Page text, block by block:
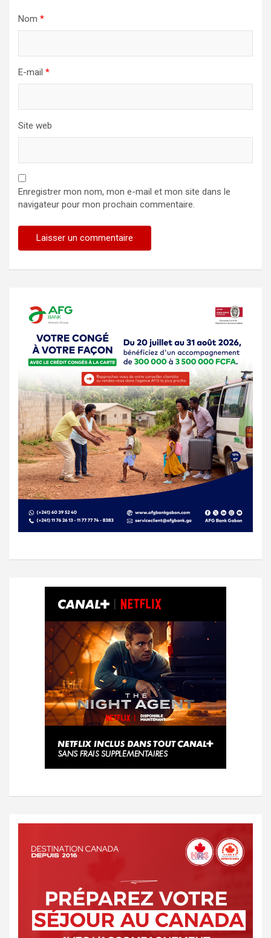
Nom *
E-mail *
Site web
Enregistrer mon nom, mon e-mail et mon site dans le
navigateur pour mon prochain commentaire.